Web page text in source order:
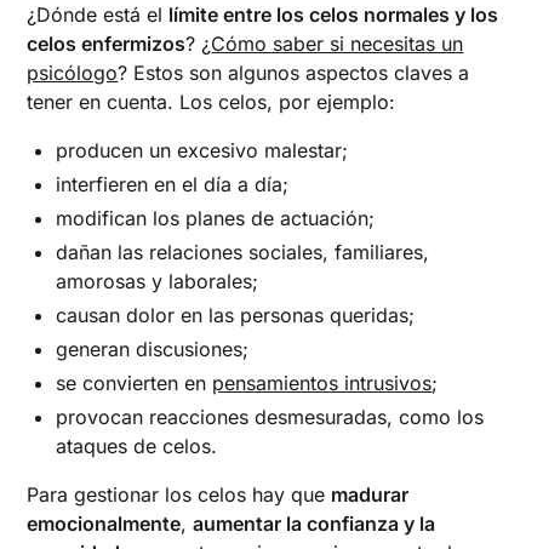
¿Dónde está el límite entre los celos normales y los
celos enfermizos? ¿Cómo saber si necesitas un
psicólogo? Estos son algunos aspectos claves a
tener en cuenta. Los celos, por ejemplo:
producen un excesivo malestar;
interfieren en el día a día;
modifican los planes de actuación;
dañan las relaciones sociales, familiares,
amorosas y laborales;
causan dolor en las personas queridas;
generan discusiones;
se convierten en pensamientos intrusivos;
provocan reacciones desmesuradas, como los
ataques de celos.
Para gestionar los celos hay que madurar
emocionalmente,aumentar la confianza y la